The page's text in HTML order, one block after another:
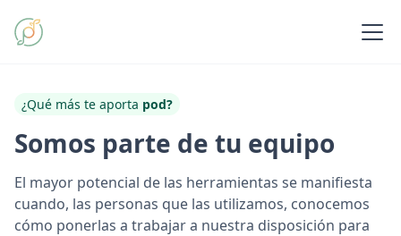
¿Qué más te aporta pod?
Somos parte de tu equipo
El mayor potencial de las herramientas se manifiesta
cuando, las personas que las utilizamos, conocemos
cómo ponerlas a trabajar a nuestra disposición para